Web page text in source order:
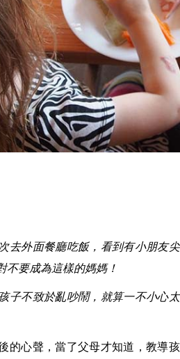
去外面餐廳吃飯，看到有小朋友
不要成為這樣的媽媽！
子不致於亂吵鬧，就算一不小心
的心聲，當了父母才知道，教導